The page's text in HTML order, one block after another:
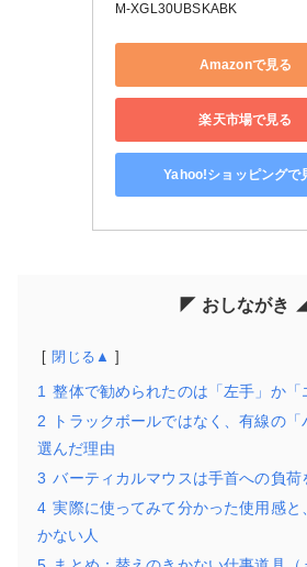
M-XGL30UBSKABK
Amazonで見る
楽天市場で見る
Yahoo!ショッピングで
◤ おしながき
閉じる▲
1 整体で勧められたのは「左手」か「
2
トラックボールではなく、有線の
選んだ理由
3 バーティカルマウスは手首への負荷
4 実際に使ってみて分かった使用感と
かない人